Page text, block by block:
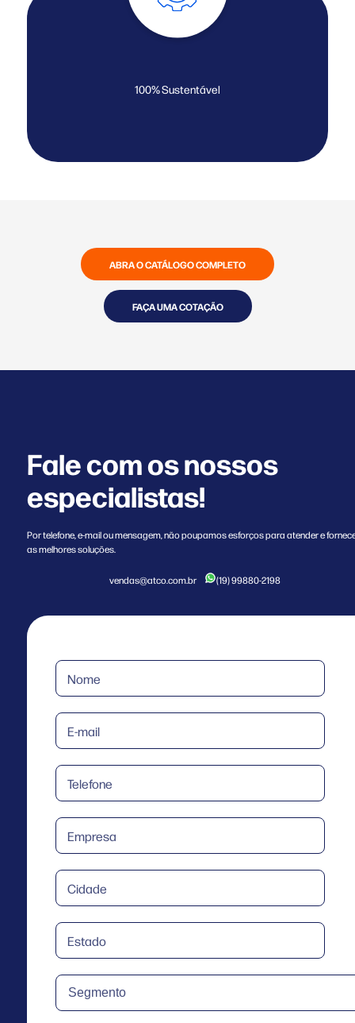
100% Sustentável
ABRA O CATÁLOGO COMPLETO
FAÇA UMA COTAÇÃO
Fale com os nossos
especialistas!
Por telefone, e-mail ou mensagem, não poupamos esforços para atender e
as melhores soluções.
vendas@atco.com.br (19) 99880-2198